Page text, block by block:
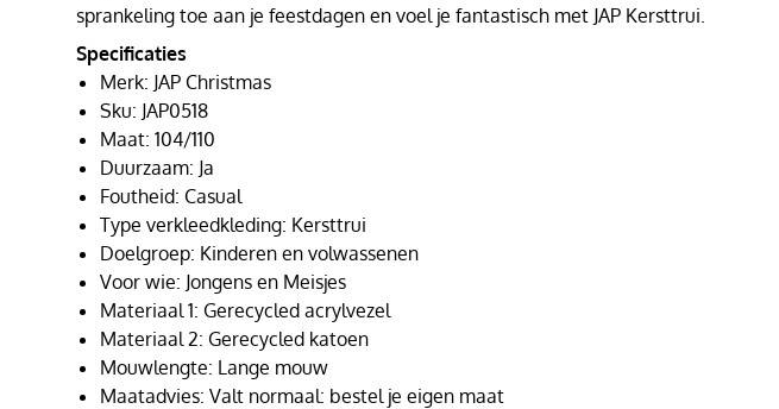
sprankeling toe aan je feestdagen en voel je fantastisch met JAP Kersttrui.
Specificaties
Merk: JAP Christmas
Sku: JAP0518
Maat: 104/110
Duurzaam: Ja
Foutheid: Casual
Type verkleedkleding: Kersttrui
Doelgroep: Kinderen en volwassenen
Voor wie: Jongens en Meisjes
Materiaal 1: Gerecycled acrylvezel
Materiaal 2: Gerecycled katoen
Mouwlengte: Lange mouw
Maatadvies: Valt normaal: bestel je eigen maat